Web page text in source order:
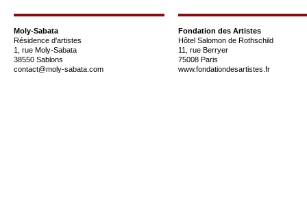
Moly-Sabata
Résidence d'artistes
1, rue Moly-Sabata
38550 Sablons
contact@moly-sabata.com
Fondation des Artistes
Hôtel Salomon de Rothschild
11, rue Berryer
75008 Paris
www.fondationdesartistes.fr